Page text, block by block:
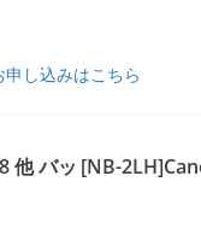
し込みはこちら
他 バッ [NB-